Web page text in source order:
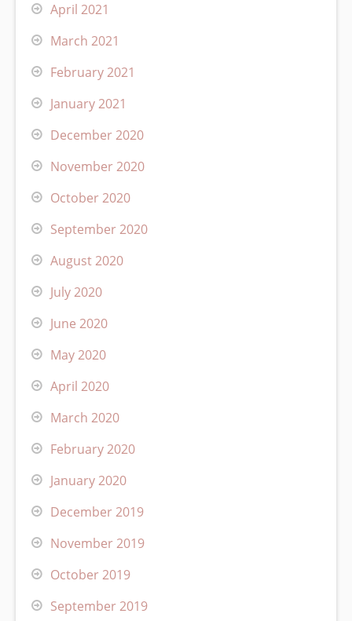
April 2021
March 2021
February 2021
January 2021
December 2020
November 2020
October 2020
September 2020
August 2020
July 2020
June 2020
May 2020
April 2020
March 2020
February 2020
January 2020
December 2019
November 2019
October 2019
September 2019